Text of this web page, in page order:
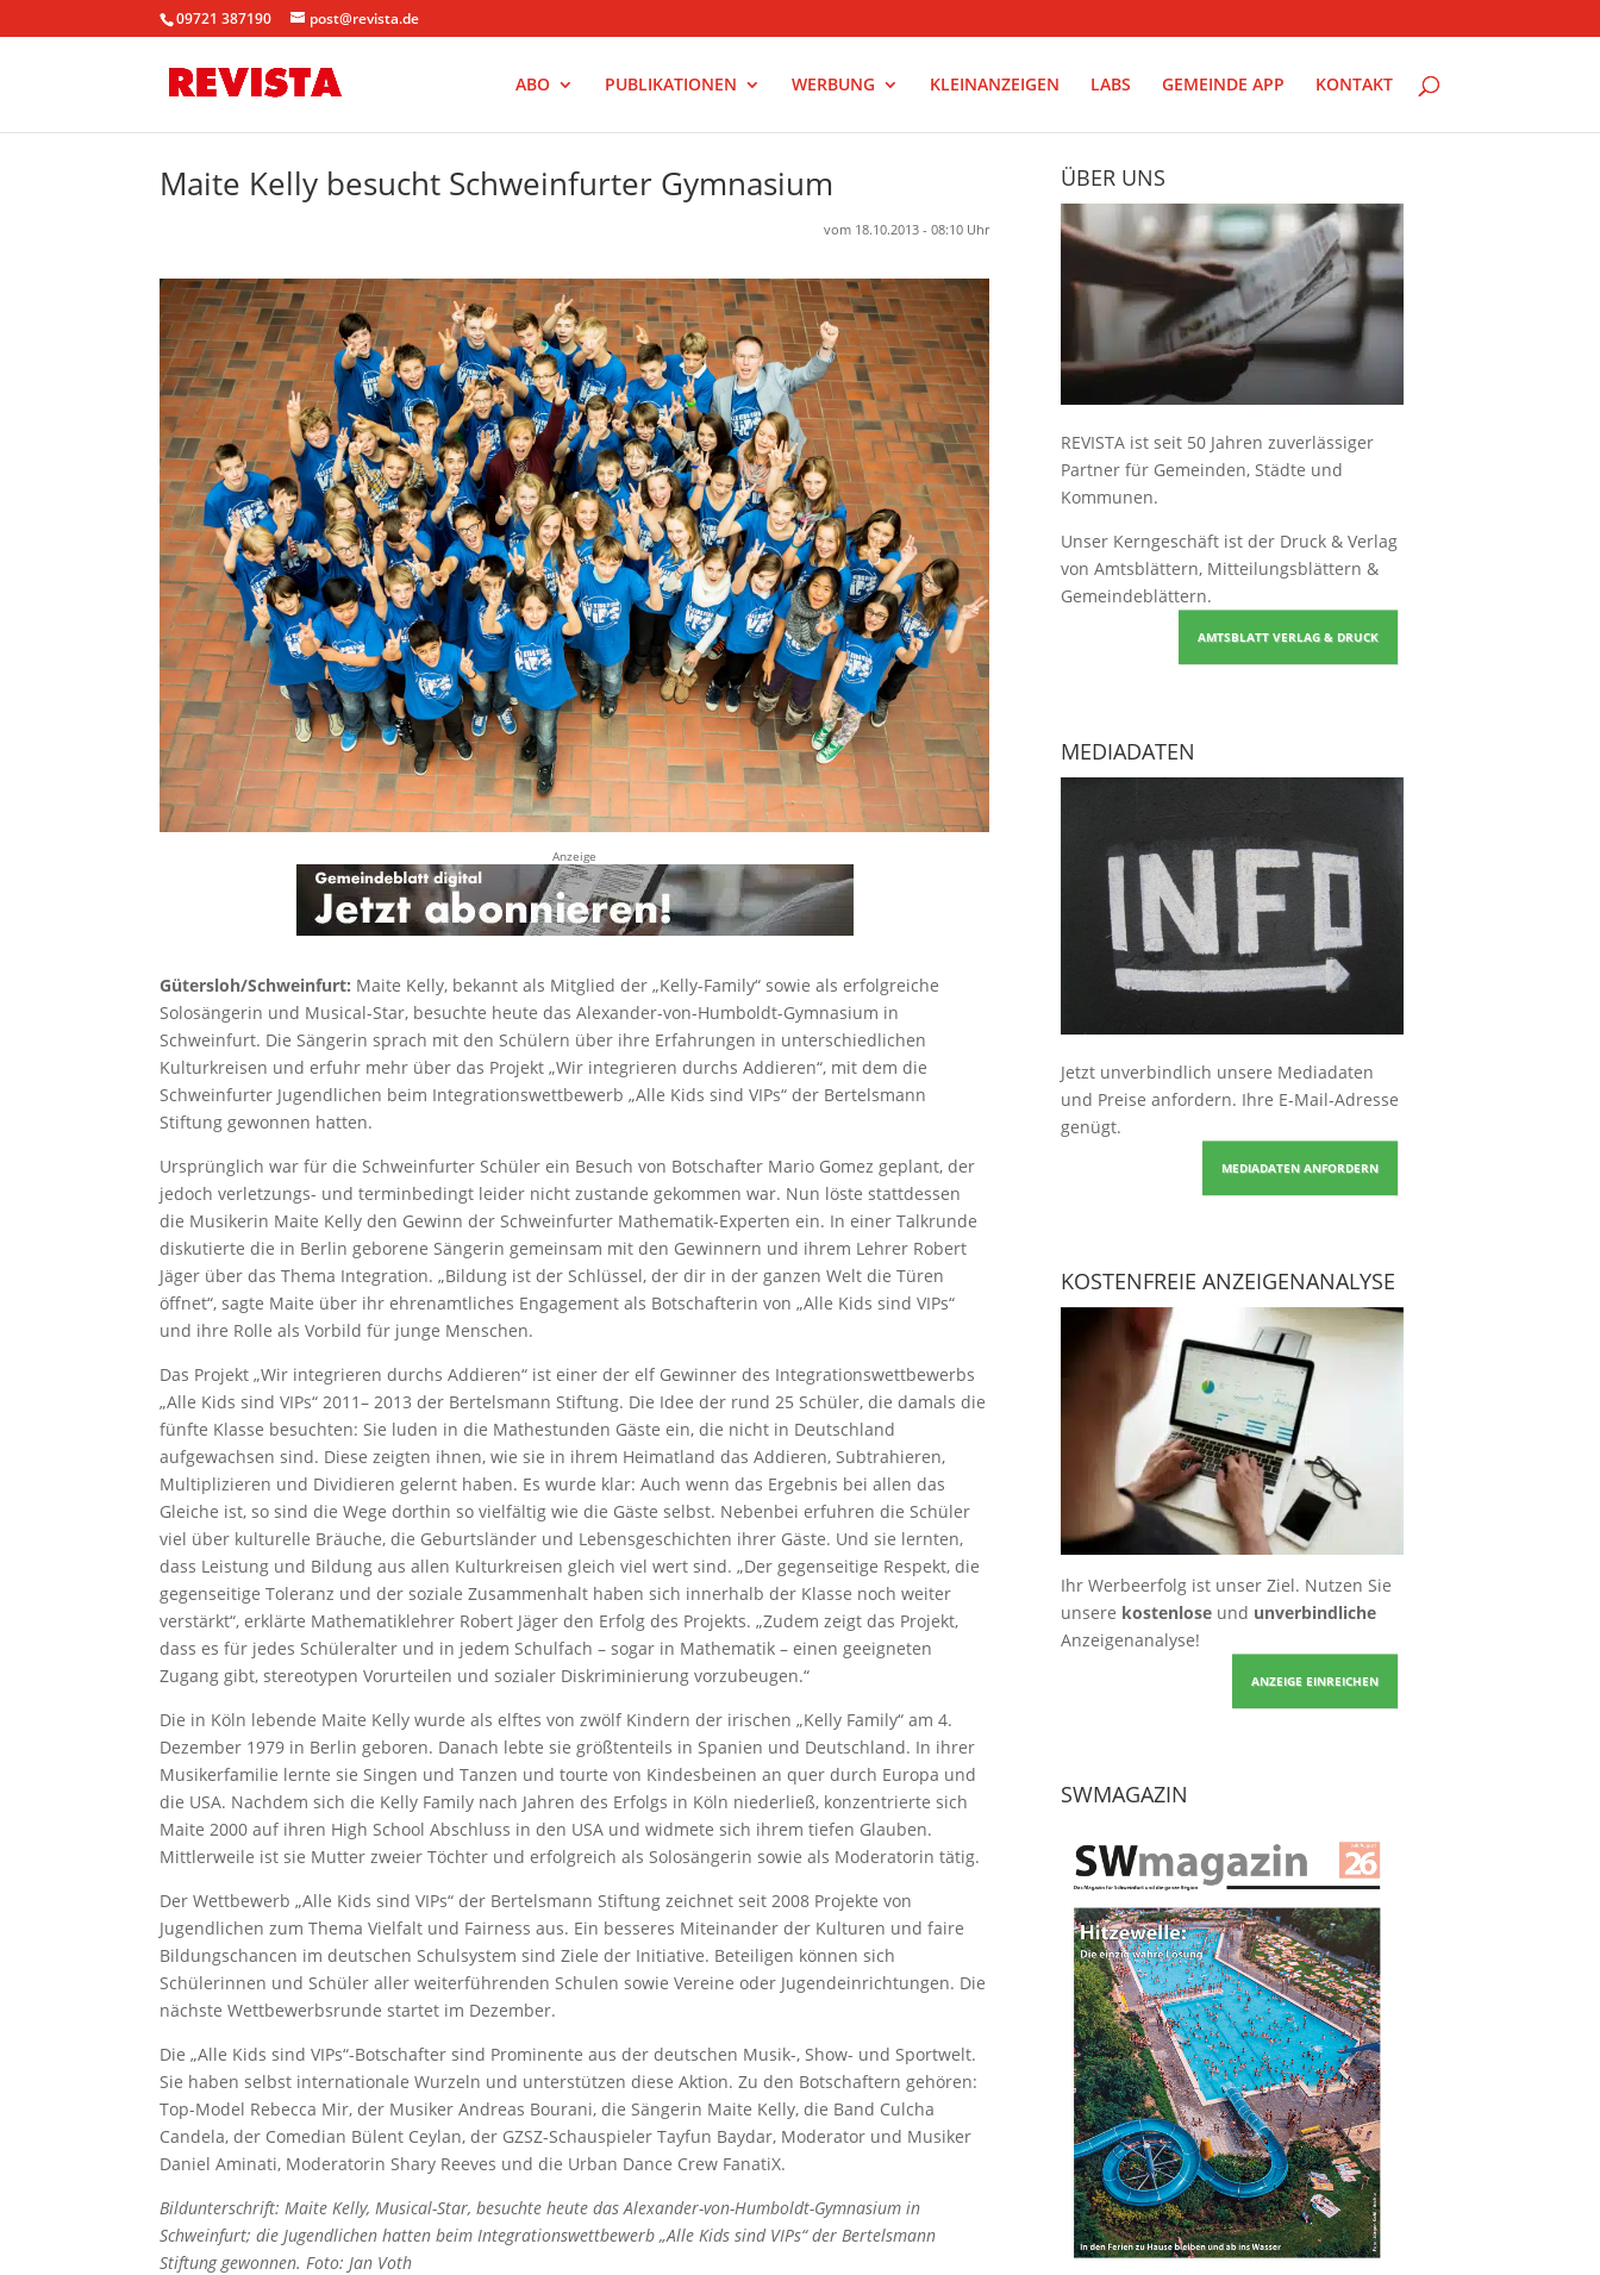
09721 387190 post@revista.de
ABO PUBLIKATIONEN WERBUNG KLEINANZEIGEN LABS GEMEINDE APP KONTAKT
Maite Kelly besucht Schweinfurter Gymnasium
vom 18.10.2013 - 08:10 Uhr
Anzeige
Gütersloh/Schweinfurt: Maite Kelly, bekannt als Mitglied der „Kelly-Family“ sowie als erfolgreiche
Solosängerin und Musical-Star, besuchte heute das Alexander-von-Humboldt-Gymnasium in
Schweinfurt. Die Sängerin sprach mit den Schülern über ihre Erfahrungen in unterschiedlichen
Kulturkreisen und erfuhr mehr über das Projekt „Wir integrieren durchs Addieren“, mit dem die
Schweinfurter Jugendlichen beim Integrationswettbewerb „Alle Kids sind VIPs“ der Bertelsmann
Stiftung gewonnen hatten.
Ursprünglich war für die Schweinfurter Schüler ein Besuch von Botschafter Mario Gomez geplant, der
jedoch verletzungs- und terminbedingt leider nicht zustande gekommen war. Nun löste stattdessen
die Musikerin Maite Kelly den Gewinn der Schweinfurter Mathematik-Experten ein. In einer Talkrunde
diskutierte die in Berlin geborene Sängerin gemeinsam mit den Gewinnern und ihrem Lehrer Robert
Jäger über das Thema Integration. „Bildung ist der Schlüssel, der dir in der ganzen Welt die Türen
öffnet“, sagte Maite über ihr ehrenamtliches Engagement als Botschafterin von „Alle Kids sind VIPs“
und ihre Rolle als Vorbild für junge Menschen.
Das Projekt „Wir integrieren durchs Addieren“ ist einer der elf Gewinner des Integrationswettbewerbs
„Alle Kids sind VIPs“ 2011– 2013 der Bertelsmann Stiftung. Die Idee der rund 25 Schüler, die damals die
fünfte Klasse besuchten: Sie luden in die Mathestunden Gäste ein, die nicht in Deutschland
aufgewachsen sind. Diese zeigten ihnen, wie sie in ihrem Heimatland das Addieren, Subtrahieren,
Multiplizieren und Dividieren gelernt haben. Es wurde klar: Auch wenn das Ergebnis bei allen das
Gleiche ist, so sind die Wege dorthin so vielfältig wie die Gäste selbst. Nebenbei erfuhren die Schüler
viel über kulturelle Bräuche, die Geburtsländer und Lebensgeschichten ihrer Gäste. Und sie lernten,
dass Leistung und Bildung aus allen Kulturkreisen gleich viel wert sind. „Der gegenseitige Respekt, die
gegenseitige Toleranz und der soziale Zusammenhalt haben sich innerhalb der Klasse noch weiter
verstärkt“, erklärte Mathematiklehrer Robert Jäger den Erfolg des Projekts. „Zudem zeigt das Projekt,
dass es für jedes Schüleralter und in jedem Schulfach – sogar in Mathematik – einen geeigneten
Zugang gibt, stereotypen Vorurteilen und sozialer Diskriminierung vorzubeugen.“
Die in Köln lebende Maite Kelly wurde als elftes von zwölf Kindern der irischen „Kelly Family“ am 4.
Dezember 1979 in Berlin geboren. Danach lebte sie größtenteils in Spanien und Deutschland. In ihrer
Musikerfamilie lernte sie Singen und Tanzen und tourte von Kindesbeinen an quer durch Europa und
die USA. Nachdem sich die Kelly Family nach Jahren des Erfolgs in Köln niederließ, konzentrierte sich
Maite 2000 auf ihren High School Abschluss in den USA und widmete sich ihrem tiefen Glauben.
Mittlerweile ist sie Mutter zweier Töchter und erfolgreich als Solosängerin sowie als Moderatorin tätig.
Der Wettbewerb „Alle Kids sind VIPs“ der Bertelsmann Stiftung zeichnet seit 2008 Projekte von
Jugendlichen zum Thema Vielfalt und Fairness aus. Ein besseres Miteinander der Kulturen und faire
Bildungschancen im deutschen Schulsystem sind Ziele der Initiative. Beteiligen können sich
Schülerinnen und Schüler aller weiterführenden Schulen sowie Vereine oder Jugendeinrichtungen. Die
nächste Wettbewerbsrunde startet im Dezember.
Die „Alle Kids sind VIPs“-Botschafter sind Prominente aus der deutschen Musik-, Show- und Sportwelt.
Sie haben selbst internationale Wurzeln und unterstützen diese Aktion. Zu den Botschaftern gehören:
Top-Model Rebecca Mir, der Musiker Andreas Bourani, die Sängerin Maite Kelly, die Band Culcha
Candela, der Comedian Bülent Ceylan, der GZSZ-Schauspieler Tayfun Baydar, Moderator und Musiker
Daniel Aminati, Moderatorin Shary Reeves und die Urban Dance Crew FanatiX.
Bildunterschrift: Maite Kelly, Musical-Star, besuchte heute das Alexander-von-Humboldt-Gymnasium in
Schweinfurt; die Jugendlichen hatten beim Integrationswettbewerb „Alle Kids sind VIPs“ der Bertelsmann
Stiftung gewonnen. Foto: Jan Voth
ÜBER UNS
REVISTA ist seit 50 Jahren zuverlässiger
Partner für Gemeinden, Städte und
Kommunen.
Unser Kerngeschäft ist der Druck & Verlag
von Amtsblättern, Mitteilungsblättern &
Gemeindeblättern.
AMTSBLATT VERLAG & DRUCK
MEDIADATEN
Jetzt unverbindlich unsere Mediadaten
und Preise anfordern. Ihre E-Mail-Adresse
genügt.
MEDIADATEN ANFORDERN
KOSTENFREIE ANZEIGENANALYSE
Ihr Werbeerfolg ist unser Ziel. Nutzen Sie
unsere kostenloseund unverbindliche
Anzeigenanalyse!
ANZEIGE EINREICHEN
SWMAGAZIN